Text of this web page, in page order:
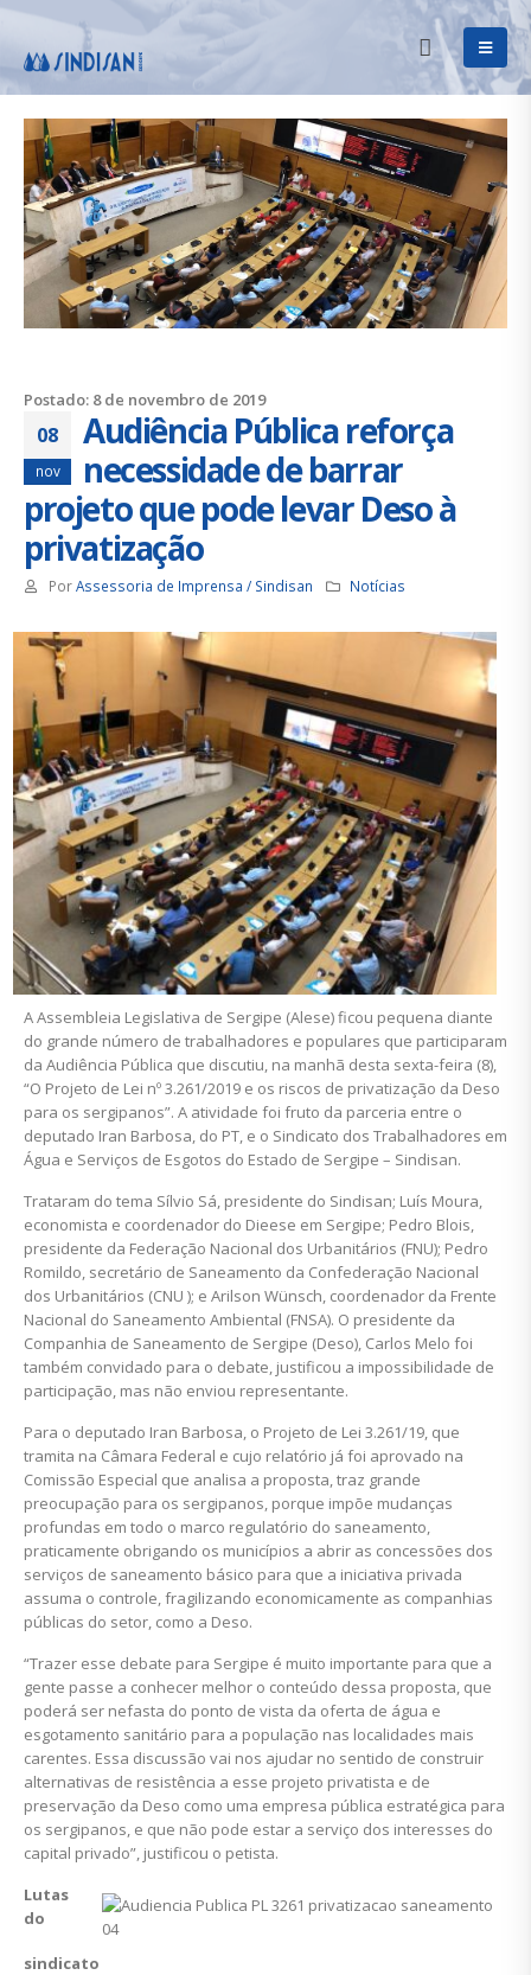
Postado: 8 de novembro de 2019
08
nov
Audiência Pública reforça
necessidade de barrar
projeto que pode levar Deso à
privatização
PorAssessoria de Imprensa / Sindisan Notícias
A Assembleia Legislativa de Sergipe (Alese) ficou pequena diante
do grande número de trabalhadores e populares que participaram
da Audiência Pública que discutiu, na manhã desta sexta-feira (8),
“O Projeto de Lei nº 3.261/2019 e os riscos de privatização da Deso
para os sergipanos”. A atividade foi fruto da parceria entre o
deputado Iran Barbosa, do PT, e o Sindicato dos Trabalhadores em
Água e Serviços de Esgotos do Estado de Sergipe – Sindisan.
Trataram do tema Sílvio Sá, presidente do Sindisan; Luís Moura,
economista e coordenador do Dieese em Sergipe; Pedro Blois,
presidente da Federação Nacional dos Urbanitários (FNU); Pedro
Romildo, secretário de Saneamento da Confederação Nacional
dos Urbanitários (CNU ); e Arilson Wünsch, coordenador da Frente
Nacional do Saneamento Ambiental (FNSA). O presidente da
Companhia de Saneamento de Sergipe (Deso), Carlos Melo foi
também convidado para o debate, justificou a impossibilidade de
participação, mas não enviou representante.
Para o deputado Iran Barbosa, o Projeto de Lei 3.261/19, que
tramita na Câmara Federal e cujo relatório já foi aprovado na
Comissão Especial que analisa a proposta, traz grande
preocupação para os sergipanos, porque impõe mudanças
profundas em todo o marco regulatório do saneamento,
praticamente obrigando os municípios a abrir as concessões dos
serviços de saneamento básico para que a iniciativa privada
assuma o controle, fragilizando economicamente as companhias
públicas do setor, como a Deso.
“Trazer esse debate para Sergipe é muito importante para que a
gente passe a conhecer melhor o conteúdo dessa proposta, que
poderá ser nefasta do ponto de vista da oferta de água e
esgotamento sanitário para a população nas localidades mais
carentes. Essa discussão vai nos ajudar no sentido de construir
alternativas de resistência a esse projeto privatista e de
preservação da Deso como uma empresa pública estratégica para
os sergipanos, e que não pode estar a serviço dos interesses do
capital privado”, justificou o petista.
Lutas
do
sindicato